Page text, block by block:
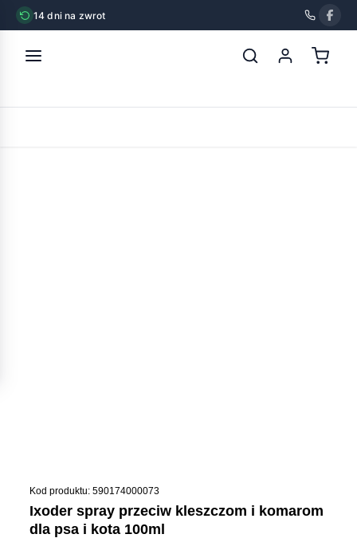
14 dni na zwrot
Kod produktu: 590174000073
ixoder spray przeciw kleszczom i komarom
dla psa i kota 100ml